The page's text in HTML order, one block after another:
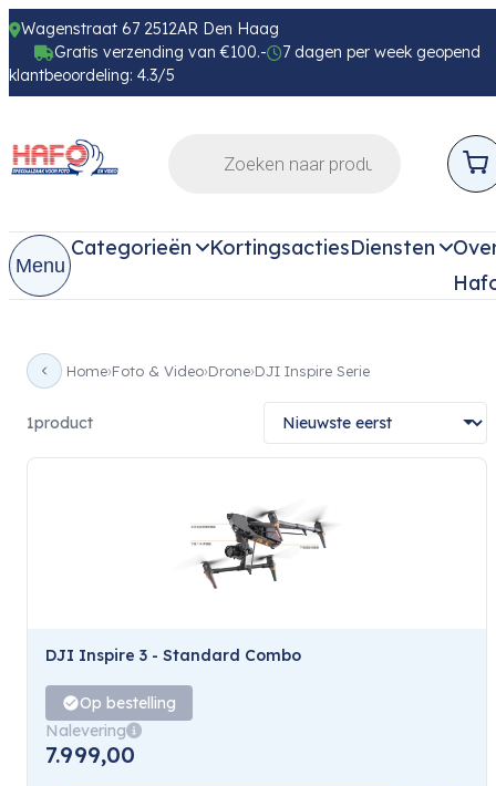
Wagenstraat 67 2512AR Den Haag
Gratis verzending van €100.-
7 dagen per week geopend
klantbeoordeling: 4.3/5
Menu
Categorieën KortingsactiesDiensten
Home Foto & Video Drone DJI Inspire Serie
1product
DJI Inspire 3 - Standard Combo
Op bestelling
Nalevering
7.999,00